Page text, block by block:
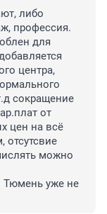
либо
профессия.
для
центра,
сокращение
от
цен на всё
отсутсвие
можно
уже не